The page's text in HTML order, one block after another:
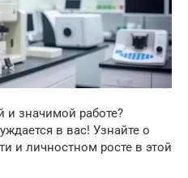
и значимой работе?
в вас! Узнайте о
и личностном росте в этой